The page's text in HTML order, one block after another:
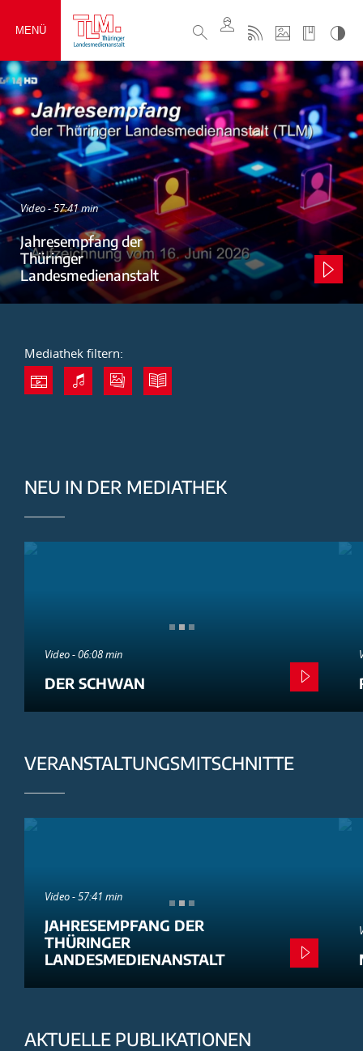
MENÜ
Video - 57:41 min
Jahresempfang der
Thüringer
Landesmedienanstalt
Mediathek filtern:
NEU IN DER MEDIATHEK
Video - 06:08 min
DER SCHWAN
VERANSTALTUNGSMITSCHNITTE
Video - 57:41 min
JAHRESEMPFANG DER
THÜRINGER
LANDESMEDIENANSTALT
AKTUELLE PUBLIKATIONEN